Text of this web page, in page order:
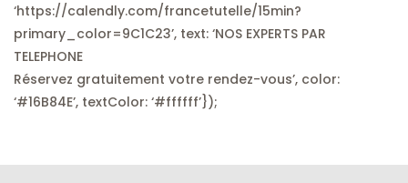
‘https://calendly.com/francetutelle/15min?
primary_color=9C1C23’, text: ‘NOS EXPERTS PAR
TELEPHONE
Réservez gratuitement votre rendez-vous’, color:
‘#16B84E’, textColor: ‘#ffffff’});